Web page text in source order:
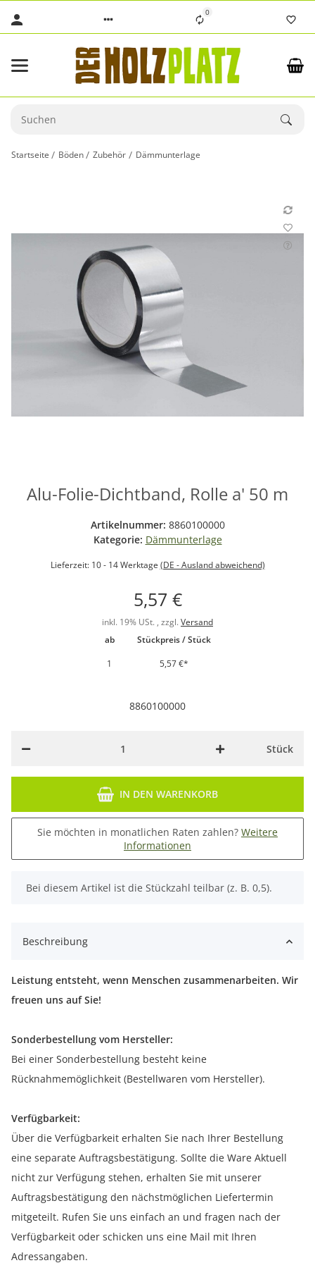
0
Startseite Böden Zubehör Dämmunterlage
Alu-Folie-Dichtband, Rolle a' 50 m
Artikelnummer: 8860100000
Kategorie: Dämmunterlage
Lieferzeit: 10 - 14 Werktage (DE - Ausland abweichend)
5,57 €
inkl. 19% USt. , zzgl. Versand
ab
Stückpreis / Stück
1
5,57 €*
8860100000
Stück
IN DEN WARENKORB
Sie möchten in monatlichen Raten zahlen? Weitere
Informationen
x
Bei diesem Artikel ist die Stückzahl teilbar (z. B. 0,5).
Beschreibung
Leistung entsteht, wenn Menschen zusammenarbeiten. Wir
freuen uns auf Sie!
Sonderbestellung vom Hersteller:
Bei einer Sonderbestellung besteht keine
Rücknahmemöglichkeit (Bestellwaren vom Hersteller).
Verfügbarkeit:
Über die Verfügbarkeit erhalten Sie nach Ihrer Bestellung
eine separate Auftragsbestätigung. Sollte die Ware Aktuell
nicht zur Verfügung stehen, erhalten Sie mit unserer
Auftragsbestätigung den nächstmöglichen Liefertermin
mitgeteilt. Rufen Sie uns einfach an und fragen nach der
Verfügbarkeit oder schicken uns eine Mail mit Ihren
Adressangaben.